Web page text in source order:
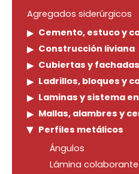
Agregados siderúrgicos
Cemento, estuco y
Construcción liviana
Cubiertas y fachadas
Ladrillos, bloques y
Laminas y sistema
Mallas, alambres y
Perfiles metálicos
Ángulos
Lámina colaborante